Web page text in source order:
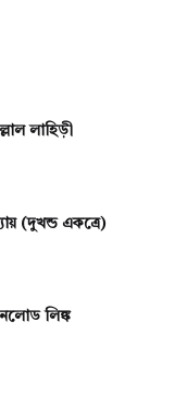
লাহিড়ী
(দুখন্ড একত্রে)
লিঙ্ক